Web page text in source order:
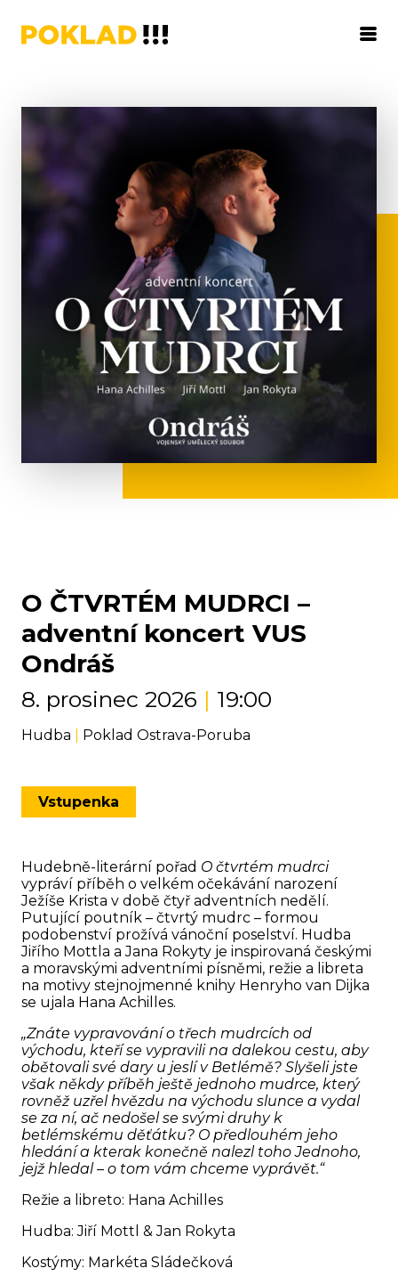
O ČTVRTÉM MUDRCI –
adventní koncert VUS
Ondráš
8. prosinec 2026 | 19:00
Hudba Poklad Ostrava-Poruba
Vstupenka
Hudebně-literární pořad O čtvrtém mudrci
vypráví příběh o velkém očekávání narození
Ježíše Krista v době čtyř adventních nedělí.
Putující poutník – čtvrtý mudrc – formou
podobenství prožívá vánoční poselství. Hudba
Jiřího Mottla a Jana Rokyty je inspirovaná českými
a moravskými adventními písněmi, režie a libreta
na motivy stejnojmenné knihy Henryho van Dijka
se ujala Hana Achilles.
„Znáte vypravování o třech mudrcích od
východu, kteří se vypravili na dalekou cestu, aby
obětovali své dary u jeslí v Betlémě? Slyšeli jste
však někdy příběh ještě jednoho mudrce, který
rovněž uzřel hvězdu na východu slunce a vydal
se za ní, ač nedošel se svými druhy k
betlémskému děťátku? O předlouhém jeho
hledání a kterak konečně nalezl toho Jednoho,
jejž hledal – o tom vám chceme vyprávět.“
Režie a libreto: Hana Achilles
Hudba: Jiří Mottl & Jan Rokyta
Kostýmy: Markéta Sládečková